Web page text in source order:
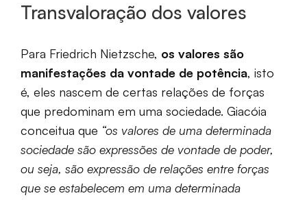
Transvaloração dos valores
Para Friedrich Nietzsche, os valores são
manifestações da vontade de potência, isto
é, eles nascem de certas relações de forças
que predominam em uma sociedade. Giacóia
conceitua que “os valores de uma determinada
sociedade são expressões de vontade de poder,
ou seja, são expressão de relações entre forças
que se estabelecem em uma determinada